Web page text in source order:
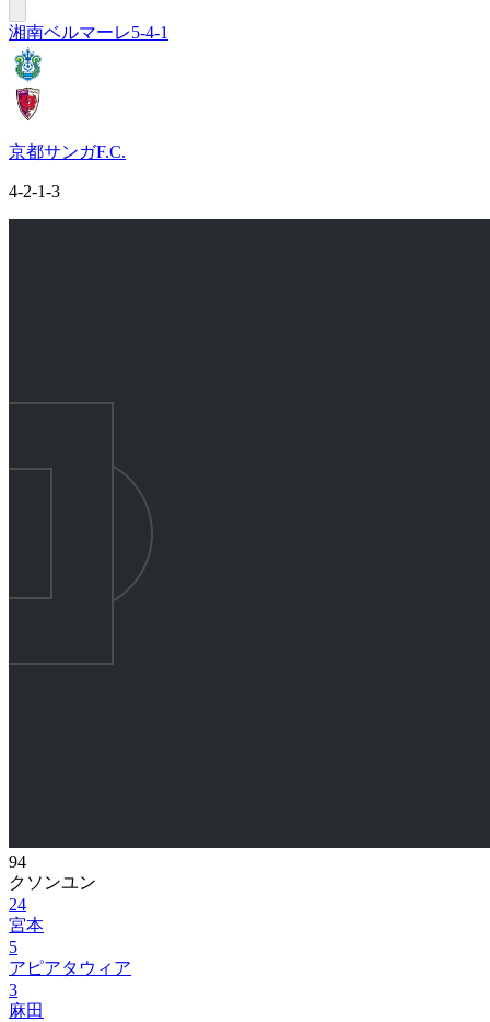
湘南ベルマーレ5-4-1
京都サンガF.C.
4-2-1-3
94
クソンユン
24
宮本
5
アピアタウィア
3
麻田